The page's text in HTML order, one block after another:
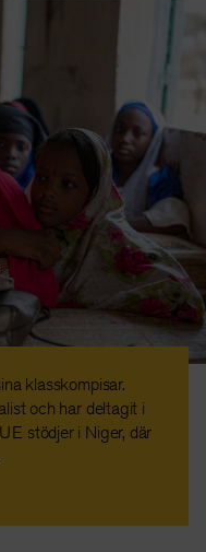
klasskompisar.
och har deltagit i
stödjer i Niger, där